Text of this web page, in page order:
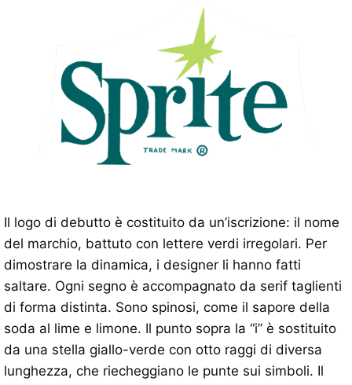
Il logo di debutto è costituito da un’iscrizione: il nome
del marchio, battuto con lettere verdi irregolari. Per
dimostrare la dinamica, i designer li hanno fatti
saltare. Ogni segno è accompagnato da serif taglienti
di forma distinta. Sono spinosi, come il sapore della
soda al lime e limone. Il punto sopra la “i” è sostituito
da una stella giallo-verde con otto raggi di diversa
lunghezza, che riecheggiano le punte sui simboli. Il